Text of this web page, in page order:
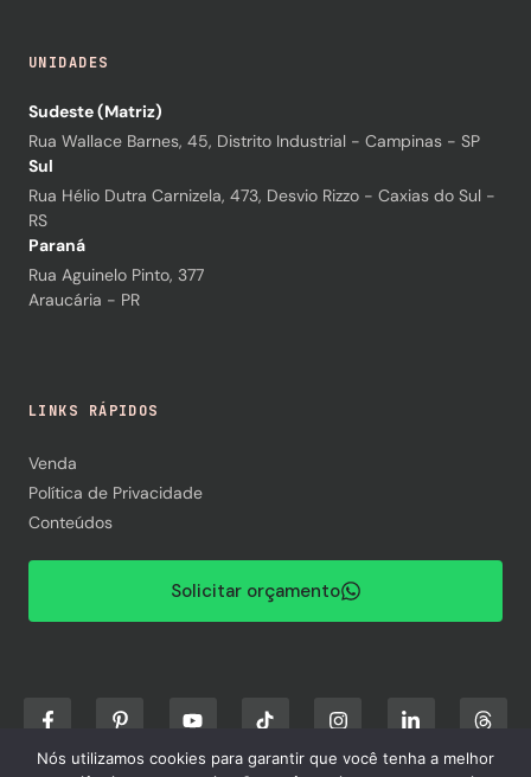
UNIDADES
Sudeste (Matriz)
Rua Wallace Barnes, 45, Distrito Industrial - Campinas - SP
Sul
Rua Hélio Dutra Carnizela, 473, Desvio Rizzo - Caxias do Sul -
RS
Paraná
Rua Aguinelo Pinto, 377
Araucária - PR
LINKS RÁPIDOS
Venda
Política de Privacidade
Conteúdos
Solicitar orçamento
Nós utilizamos cookies para garantir que você tenha a melhor